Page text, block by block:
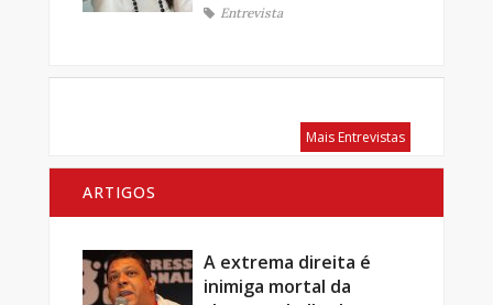
Entrevista
Mais Entrevistas
ARTIGOS
A extrema direita é
inimiga mortal da